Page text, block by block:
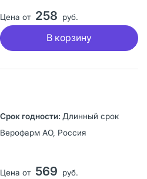
Цена от 258 руб.
В корзину
Длинный срок
Верофарм АО, Россия
Цена от 569 руб.